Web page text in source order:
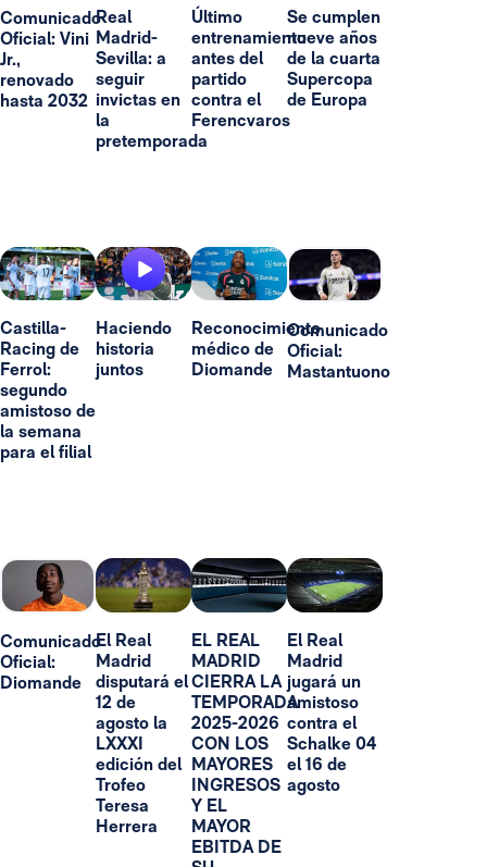
Comunicado
Oficial: Vini
Jr.,
renovado
hasta 2032
Real
Madrid-
Sevilla: a
seguir
invictas en
la
pretemporada
Último
entrenamiento
antes del
partido
contra el
Ferencvaros
Se cumplen
nueve años
de la cuarta
Supercopa
de Europa
Castilla-
Racing de
Ferrol:
segundo
amistoso de
la semana
para el filial
Haciendo
historia
juntos
Reconocimiento
médico de
Diomande
Comunicado
Oficial:
Mastantuono
Comunicado
Oficial:
Diomande
El Real
Madrid
disputará el
12 de
agosto la
LXXXI
edición del
Trofeo
Teresa
Herrera
EL REAL
MADRID
CIERRA LA
TEMPORADA
2025-2026
CON LOS
MAYORES
INGRESOS
Y EL
MAYOR
EBITDA DE
El Real
Madrid
jugará un
amistoso
contra el
Schalke 04
el 16 de
agosto